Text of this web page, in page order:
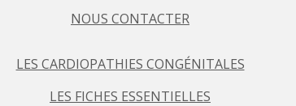
NOUS CONTACTER
LES CARDIOPATHIES CONGÉNITALES
LES FICHES ESSENTIELLES